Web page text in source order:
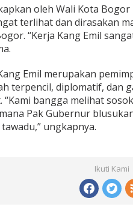
oleh Wali Kota
terlihat dan dirasakan
“Kerja Kang Emil
Emil merupakan
terpencil, diplomatif, dan
bangga melihat
Pak Gubernur
ungkapnya.
Ikuti Kami